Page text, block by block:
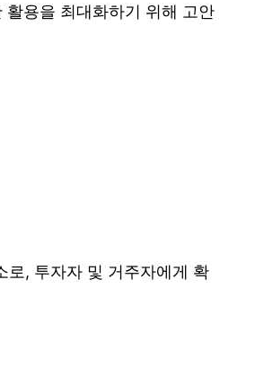
용을 최대화하기 위해 고안
로, 투자자 및 거주자에게 확